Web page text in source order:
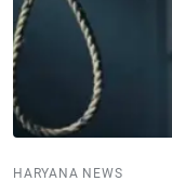
HARYANA NEWS